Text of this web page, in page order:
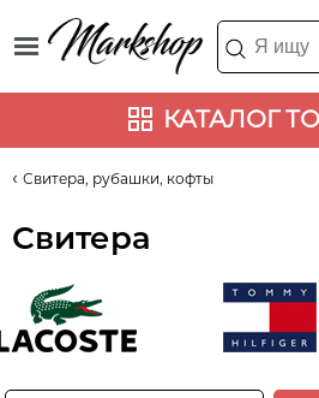
КАТАЛОГ
Свитера, рубашки, кофты
Свитера